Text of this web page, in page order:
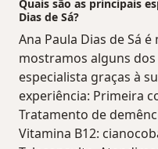
Quais são as principais
Dias de Sá?
Ana Paula Dias de Sá
mostramos alguns
especialista graças à
experiência: Primeira
Tratamento de
Vitamina B12: